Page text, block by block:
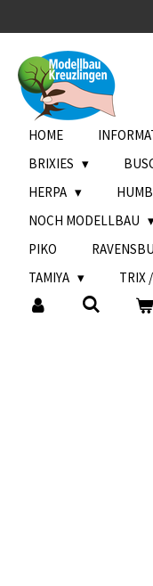
Hauptinhalt
springen
HOME
BRIXIES
HERPA
NOCH MODELLBAU
PIKO
TAMIYA
TRIX